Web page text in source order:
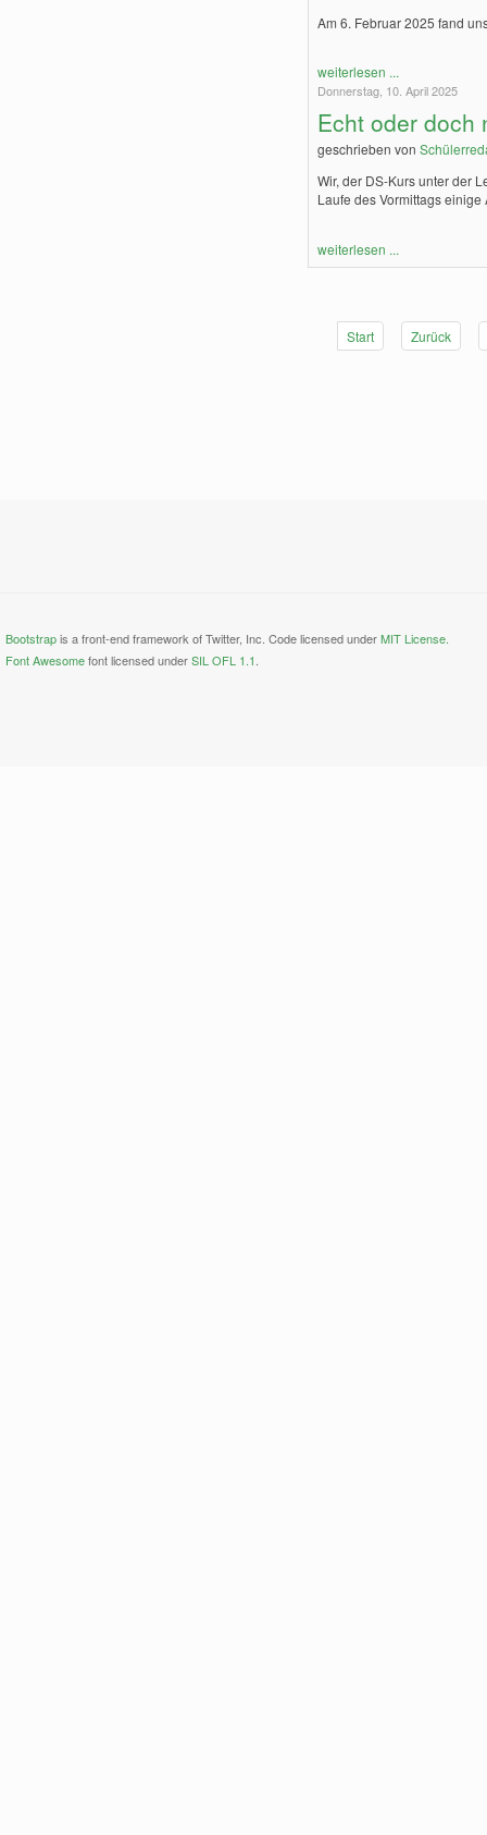
Am 6. Februar 2025 fand
weiterlesen ...
Donnerstag, 10. April 2025
Echt oder doch
geschrieben von
Wir, der DS-Kurs unter der
Laufe des Vormittags
weiterlesen ...
Start Zurück
Bootstrapis a front-end framework of Twitter, Inc. Code licensed underMIT License.
Font Awesomefont licensed underSIL OFL 1.1